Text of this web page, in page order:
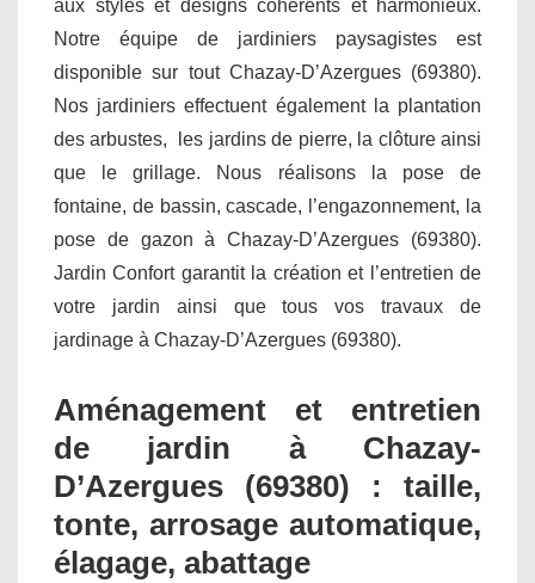
aux styles et designs cohérents et harmonieux.
Notre équipe de jardiniers paysagistes est
disponible sur tout Chazay-D’Azergues (69380).
Nos jardiniers effectuent également la plantation
des arbustes, les jardins de pierre, la clôture ainsi
que le grillage. Nous réalisons la pose de
fontaine, de bassin, cascade, l’engazonnement, la
pose de gazon à Chazay-D’Azergues (69380).
Jardin Confort garantit la création et l’entretien de
votre jardin ainsi que tous vos travaux de
jardinage à Chazay-D’Azergues (69380).
Aménagement et entretien
de jardin à Chazay-
D’Azergues (69380) : taille,
tonte, arrosage automatique,
élagage, abattage